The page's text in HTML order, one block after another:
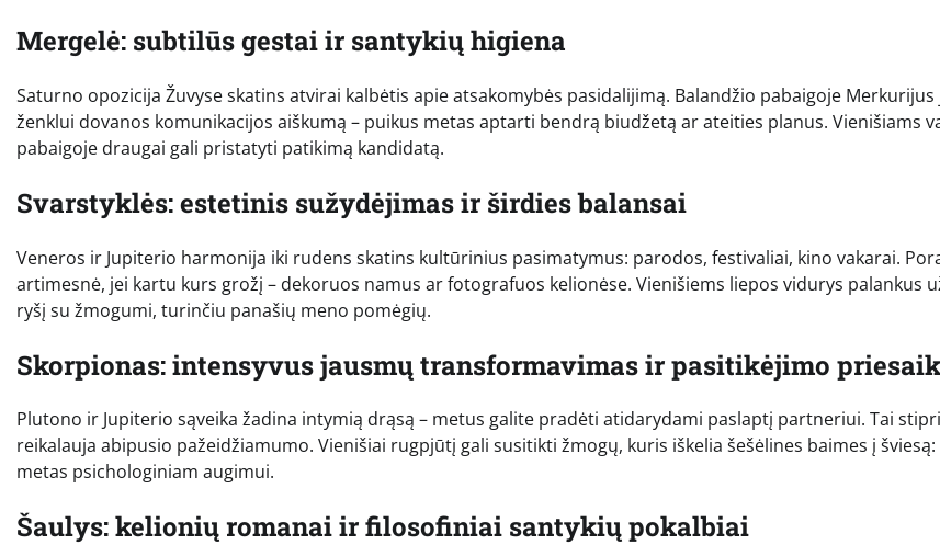
Mergelė: subtilūs gestai ir santykių higiena
Saturno opozicija Žuvyse skatins atvirai kalbėtis apie atsakomybės pasidalijimą. Balandžio pabaigoje Merkurijus
ženklui dovanos komunikacijos aiškumą – puikus metas aptarti bendrą biudžetą ar ateities planus. Vienišiams
pabaigoje draugai gali pristatyti patikimą kandidatą.
Svarstyklės: estetinis sužydėjimas ir širdies balansai
Veneros ir Jupiterio harmonija iki rudens skatins kultūrinius pasimatymus: parodos, festivaliai, kino vakarai.
artimesnė, jei kartu kurs grožį – dekoruos namus ar fotografuos kelionėse. Vienišiems liepos vidurys palankus
ryšį su žmogumi, turinčiu panašių meno pomėgių.
Skorpionas: intensyvus jausmų transformavimas ir pasitikėjimo
Plutono ir Jupiterio sąveika žadina intymią drąsą – metus galite pradėti atidarydami paslaptį partneriui. Tai
reikalauja abipusio pažeidžiamumo. Vienišiai rugpjūtį gali susitikti žmogų, kuris iškelia šešėlines baimes į šviesą:
metas psichologiniam augimui.
Šaulys: kelionių romanai ir filosofiniai santykių pokalbiai